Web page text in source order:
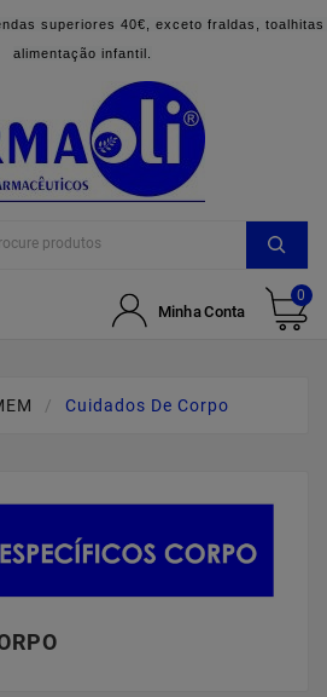
superiores 40€, exceto fraldas, toalhitas
alimentação infantil.
Minha Conta
0
Cuidados De Corpo